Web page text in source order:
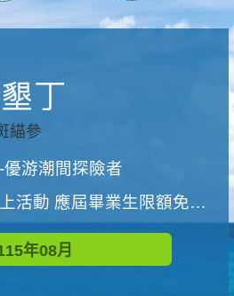
游潮間探險者
動 應屆畢業生限額免費參加
年08月